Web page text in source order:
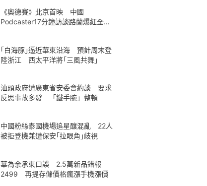
《奧德賽》北京首映 中國
Podcaster17分鐘訪談路蘭爆紅全球
｢白海豚｣逼近華東沿海 預計周末登
陸浙江 西太平洋將｢三風共舞｣
汕頭政府遭廣東省安委會約談 要求
反思事故多發 「鐵手腕」整頓
中國粉絲泰國機場追星釀混亂 22人
被拒登機兼遭保安｢拉眼角｣歧視
華為余承東口誤 2.5萬新品錯報
2499 再提存儲價格瘋漲手機漲價